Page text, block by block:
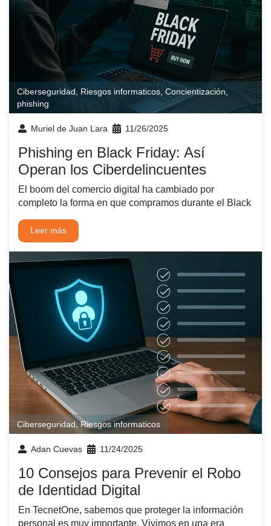
Ciberseguridad Riesgos informaticos ,Concientización
phishing
Muriel de Juan Lara 11/26/2025
Phishing en Black Friday: Así
Operan los Ciberdelincuentes
El boom del comercio digital ha cambiado por
completo la forma en que compramos durante el Black
Leer más
Ciberseguridad ,Riesgos informaticos
Adan Cuevas 11/24/2025
10 Consejos para Prevenir el Robo
de Identidad Digital
En TecnetOne, sabemos que proteger la información
personal es muy importante. Vivimos en una era